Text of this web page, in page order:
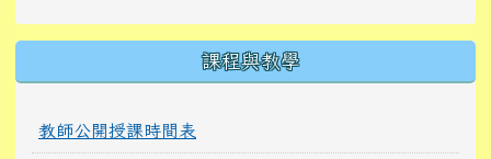
課程與教學
教師公開授課時間表